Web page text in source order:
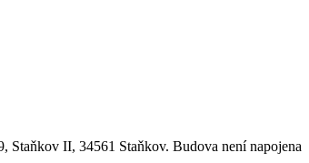
Staňkov II, 34561 Staňkov. Budova není napojena